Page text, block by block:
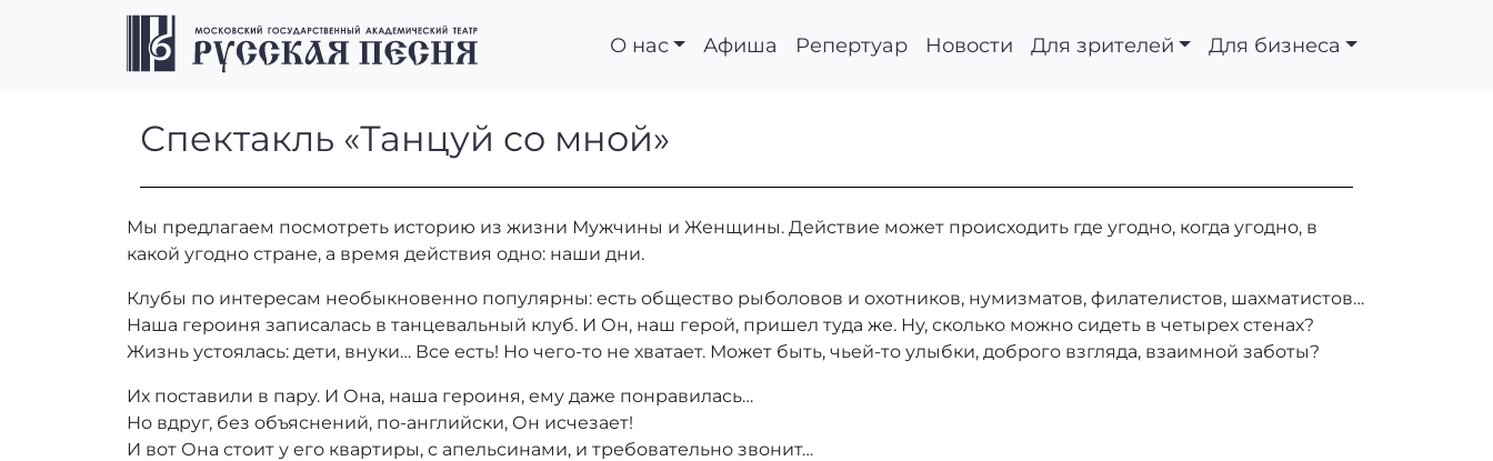
Перейти к содержимому
Перейти к футеру
О нас Афиша Репертуар Новости Для зрителей Для бизнеса
Спектакль «Танцуй со мной»
Спектакль «Танцуй со мной»
Мы предлагаем посмотреть историю из жизни Мужчины и Женщины. Действие может происходить где угодно, когда угодно, в
какой угодно стране, а время действия одно: наши дни.
Клубы по интересам необыкновенно популярны: есть общество рыболовов и охотников, нумизматов, филателистов, шахматистов…
Наша героиня записалась в танцевальный клуб. И Он, наш герой, пришел туда же. Ну, сколько можно сидеть в четырех стенах?
Жизнь устоялась: дети, внуки… Все есть! Но чего-то не хватает. Может быть, чьей-то улыбки, доброго взгляда, взаимной заботы?
Их поставили в пару. И Она, наша героиня, ему даже понравилась…
Но вдруг, без объяснений, по-английски, Он исчезает!
И вот Она стоит у его квартиры, с апельсинами, и требовательно звонит…